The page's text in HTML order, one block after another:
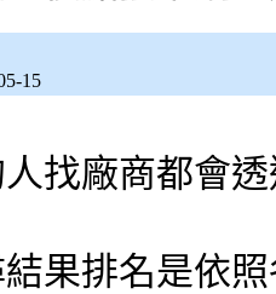
15
找廠商都會
果排名是依